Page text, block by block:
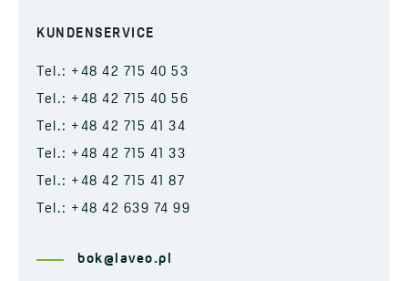
KUNDENSERVICE
Tel.: +48 42 715 40 53
Tel.: +48 42 715 40 56
Tel.: +48 42 715 41 34
Tel.: +48 42 715 41 33
Tel.: +48 42 715 41 87
Tel.: +48 42 639 74 99
bok@laveo.pl